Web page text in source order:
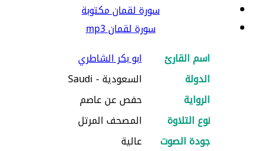
سورة لقمان مكتوبة
سورة لقمان mp3
اسم القارئ
ابو بكر الشاطري
الدولة
السعودية - Saudi
الرواية
حفص عن عاصم
نوع التلاوة
المصحف المرتل
جودة الصوت
عالية